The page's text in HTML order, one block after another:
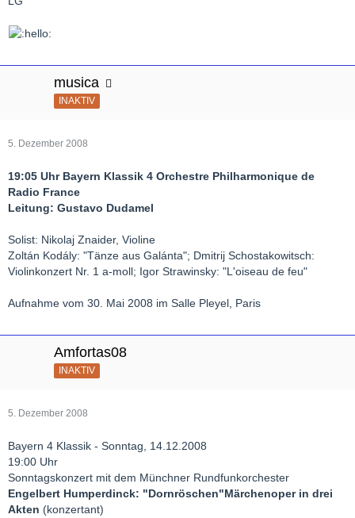
musica
INAKTIV
5. Dezember 2008
19:05 Uhr Bayern Klassik 4 Orchestre Philharmonique de
Radio France
Leitung: Gustavo Dudamel
Solist: Nikolaj Znaider, Violine
Zoltán Kodály: "Tänze aus Galánta"; Dmitrij Schostakowitsch:
Violinkonzert Nr. 1 a-moll; Igor Strawinsky: "L'oiseau de feu"
Aufnahme vom 30. Mai 2008 im Salle Pleyel, Paris
Amfortas08
INAKTIV
5. Dezember 2008
Bayern 4 Klassik - Sonntag, 14.12.2008
19:00 Uhr
Sonntagskonzert mit dem Münchner Rundfunkorchester
Engelbert Humperdinck: "Dornröschen"Märchenoper in drei
Akten (konzertant)